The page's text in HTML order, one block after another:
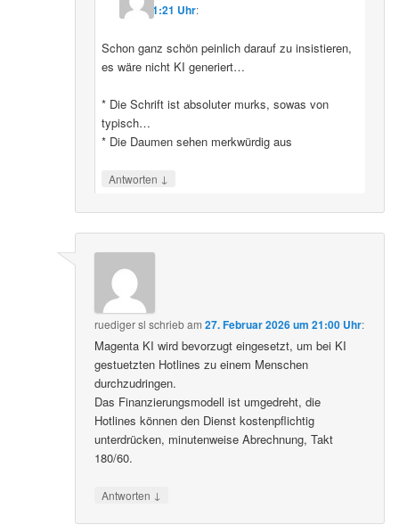
11:21 Uhr:
Schon ganz schön peinlich darauf zu insistieren,
es wäre nicht KI generiert…
* Die Schrift ist absoluter murks, sowas von
typisch…
* Die Daumen sehen merkwürdig aus
Antworten ↓
ruediger sl schriebam27. Februar 2026 um 21:00 Uhr:
Magenta KI wird bevorzugt eingesetzt, um bei KI
gestuetzten Hotlines zu einem Menschen
durchzudringen.
Das Finanzierungsmodell ist umgedreht, die
Hotlines können den Dienst kostenpflichtig
unterdrücken, minutenweise Abrechnung, Takt
180/60.
Antworten ↓